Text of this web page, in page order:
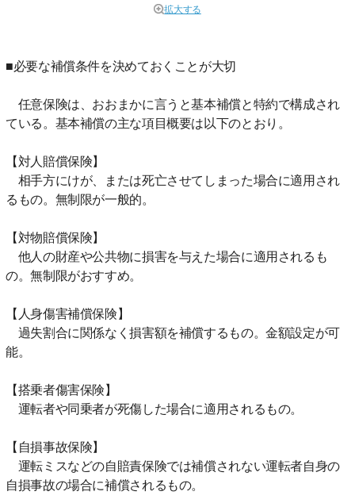
拡大する
■必要な補償条件を決めておくことが大切
任意保険は、おおまかに言うと基本補償と特約で構成され
ている。基本補償の主な項目概要は以下のとおり。
【対人賠償保険】
相手方にけが、または死亡させてしまった場合に適用され
るもの。無制限が一般的。
【対物賠償保険】
他人の財産や公共物に損害を与えた場合に適用されるも
の。無制限がおすすめ。
【人身傷害補償保険】
過失割合に関係なく損害額を補償するもの。金額設定が可
能。
【搭乗者傷害保険】
運転者や同乗者が死傷した場合に適用されるもの。
【自損事故保険】
運転ミスなどの自賠責保険では補償されない運転者自身の
自損事故の場合に補償されるもの。